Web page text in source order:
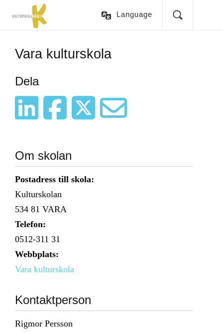
Language
Vara kulturskola
Dela
Om skolan
Postadress till skola:
Kulturskolan
534 81 VARA
Telefon:
0512-311 31
Webbplats:
Vara kulturskola
Kontaktperson
Rigmor Persson